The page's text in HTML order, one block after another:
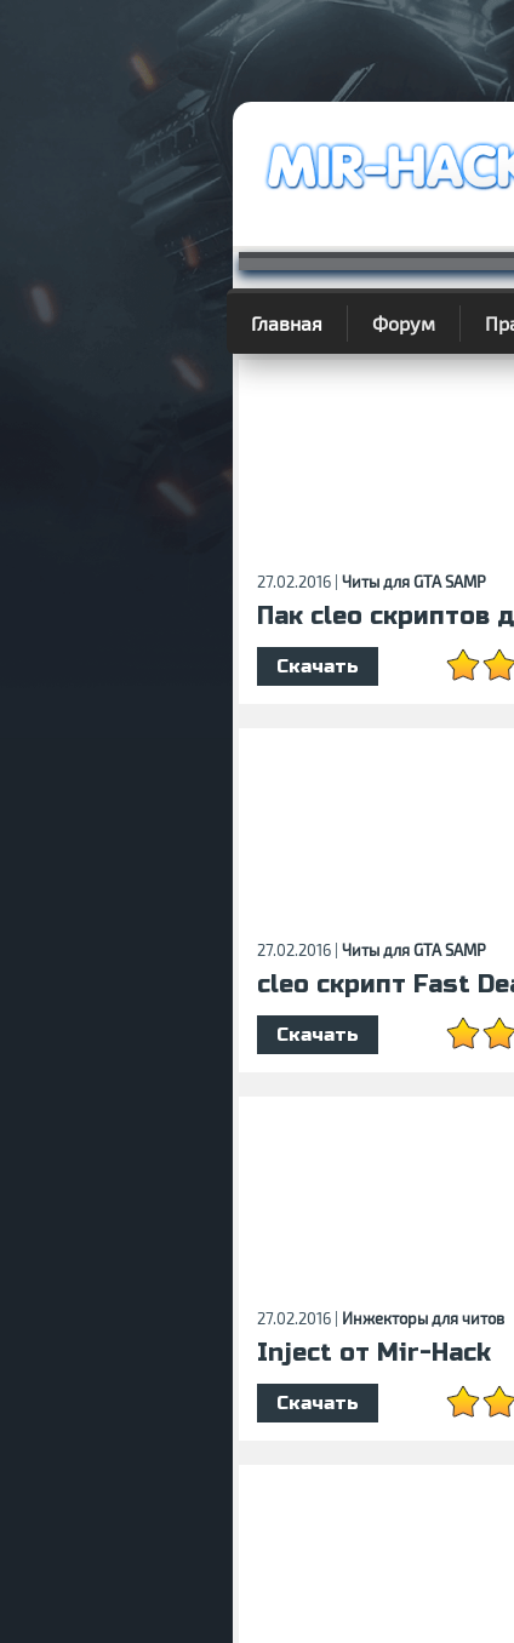
Главная Форум
27.02.2016 | Читы для GTA SAMP
Пак cleo скриптов
Скачать
27.02.2016 | Читы для GTA SAMP
cleo скрипт Fast
Скачать
27.02.2016 | Инжекторы для читов
Inject от Mir-Hack
Скачать